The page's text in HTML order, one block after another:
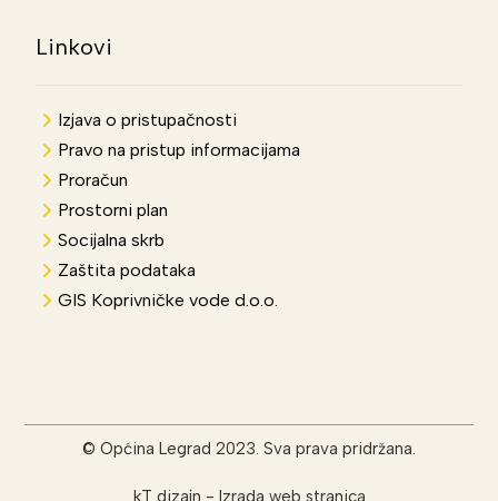
Linkovi
Izjava o pristupačnosti
Pravo na pristup informacijama
Proračun
Prostorni plan
Socijalna skrb
Zaštita podataka
GIS Koprivničke vode d.o.o.
© Općina Legrad 2023. Sva prava pridržana.
kT dizajn - Izrada web stranica